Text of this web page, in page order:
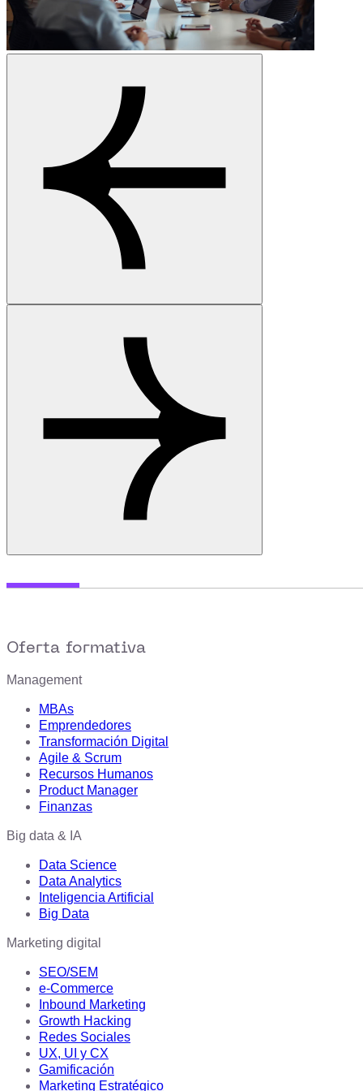
Oferta formativa
Management
MBAs
Emprendedores
Transformación Digital
Agile & Scrum
Recursos Humanos
Product Manager
Finanzas
Big data & IA
Data Science
Data Analytics
Inteligencia Artificial
Big Data
Marketing digital
SEO/SEM
e-Commerce
Inbound Marketing
Growth Hacking
Redes Sociales
UX, UI y CX
Gamificación
Marketing Estratégico